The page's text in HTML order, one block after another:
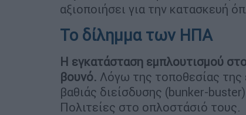
αξιοποιήσει για την κατασκευή
Το δίλημμα των ΗΠΑ
Η εγκατάσταση εμπλουτισμού
βουνό. Λόγω της τοποθεσίας της
βαθιάς διείσδυσης (bunker-
Πολιτείες στο οπλοστάσιό τους.